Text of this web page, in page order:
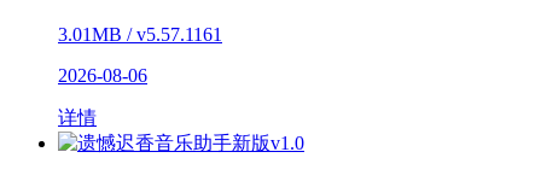
3.01MB / v5.57.1161
2026-08-06
详情